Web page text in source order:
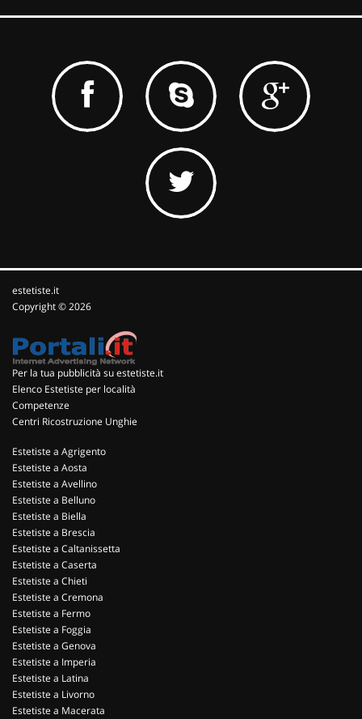
estetiste.it
Copyright © 2026
Per la tua pubblicità su estetiste.it
Elenco Estetiste per località
Competenze
Centri Ricostruzione Unghie
Estetiste a Agrigento
Estetiste a Aosta
Estetiste a Avellino
Estetiste a Belluno
Estetiste a Biella
Estetiste a Brescia
Estetiste a Caltanissetta
Estetiste a Caserta
Estetiste a Chieti
Estetiste a Cremona
Estetiste a Fermo
Estetiste a Foggia
Estetiste a Genova
Estetiste a Imperia
Estetiste a Latina
Estetiste a Livorno
Estetiste a Macerata